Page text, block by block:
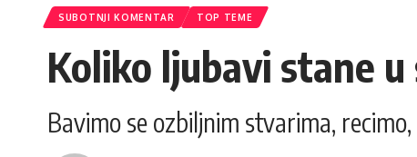
SUBOTNJI KOMENTAR TOP TEME
Koliko ljubavi stane
Bavimo se ozbiljnim stvarima,